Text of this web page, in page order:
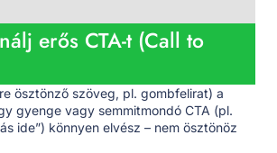
erős CTA-t (Call to
ösztönző szöveg, pl. gombfelirat) a
gyenge vagy semmitmondó CTA (pl.
ide”) könnyen elvész – nem ösztönöz